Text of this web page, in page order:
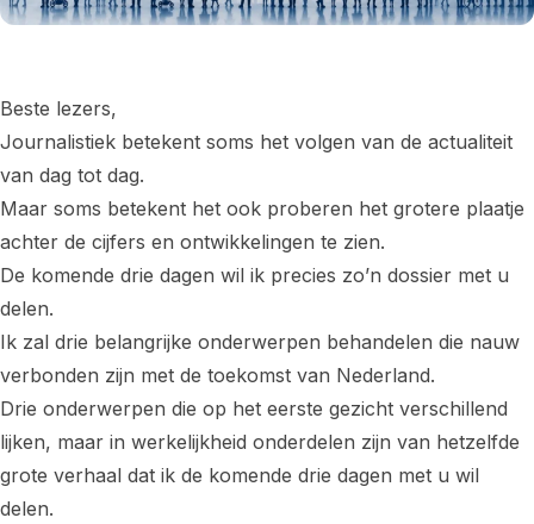
Beste lezers,
Journalistiek betekent soms het volgen van de actualiteit
van dag tot dag.
Maar soms betekent het ook proberen het grotere plaatje
achter de cijfers en ontwikkelingen te zien.
De komende drie dagen wil ik precies zo’n dossier met u
delen.
Ik zal drie belangrijke onderwerpen behandelen die nauw
verbonden zijn met de toekomst van Nederland.
Drie onderwerpen die op het eerste gezicht verschillend
lijken, maar in werkelijkheid onderdelen zijn van hetzelfde
grote verhaal dat ik de komende drie dagen met u wil
delen.